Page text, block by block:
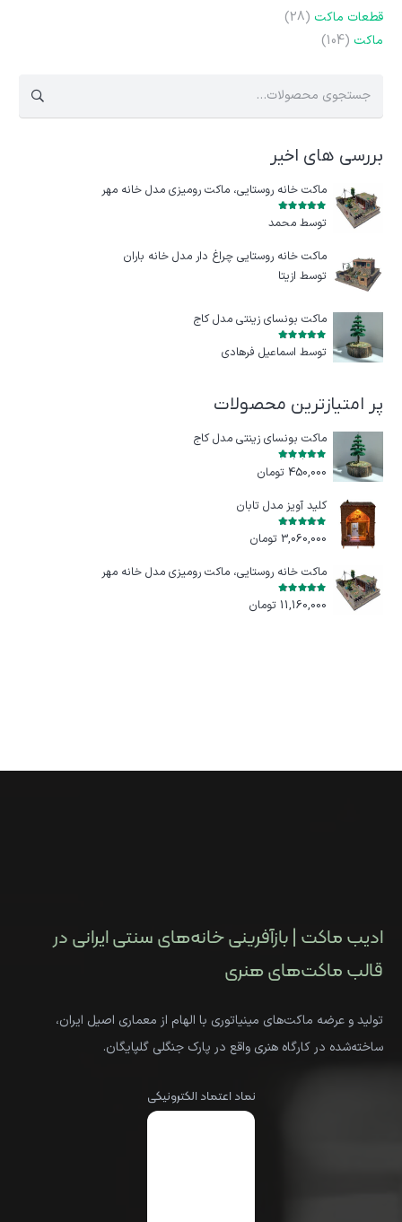
قطعات ماکت (28)
ماکت (104)
برای:
بررسی های اخیر
ماکت خانه روستایی، ماکت رومیزی مدل خانه مهر
5
توسط محمد
ماکت خانه روستایی چراغ‌ دار مدل خانه باران
توسط ازيتا
ماکت بونسای زینتی مدل کاج
امتیاز 5 از 5
توسط اسماعیل فرهادی
پر امتیازترین محصولات
ماکت بونسای زینتی مدل کاج
امتیاز 5.00 از 5
450,000 تومان
کلید آویز مدل تابان
امتیاز 5.00از 5
3,060,000 تومان
ماکت خانه روستایی، ماکت رومیزی مدل خانه مهر
امتیاز 5.00از 5
11,160,000 تومان
ادیب ماکت | بازآفرینی خانه‌های سنتی ایرانی در
قالب ماکت‌های هنری
تولید و عرضه ماکت‌های مینیاتوری با الهام از معماری اصیل ایران،
ساخته‌شده در کارگاه هنری واقع در پارک جنگلی گلپایگان.
نماد اعتماد الکترونیکی